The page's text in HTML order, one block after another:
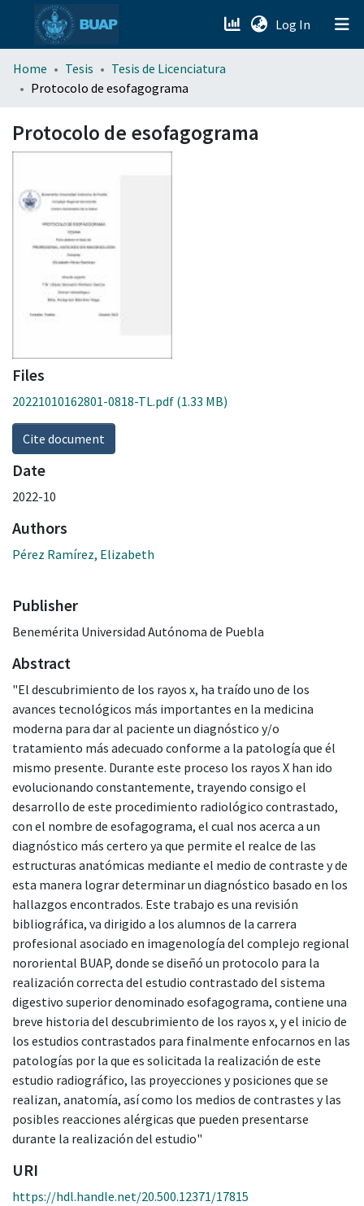
Log In (current)
menu.section.about_menu
Home Tesis
Tesis de Licenciatura
Protocolo de esofagograma
Protocolo de esofagograma
Files
20221010162801-0818-TL.pdf (1.33 MB)
Cite document
Date
2022-10
Authors
Pérez Ramírez, Elizabeth
Publisher
Benemérita Universidad Autónoma de Puebla
Abstract
"El descubrimiento de los rayos x, ha traído uno de los
avances tecnológicos más importantes en la medicina
moderna para dar al paciente un diagnóstico y/o
tratamiento más adecuado conforme a la patología que él
mismo presente. Durante este proceso los rayos X han ido
evolucionando constantemente, trayendo consigo el
desarrollo de este procedimiento radiológico contrastado,
con el nombre de esofagograma, el cual nos acerca a un
diagnóstico más certero ya que permite el realce de las
estructuras anatómicas mediante el medio de contraste y de
esta manera lograr determinar un diagnóstico basado en los
hallazgos encontrados. Este trabajo es una revisión
bibliográfica, va dirigido a los alumnos de la carrera
profesional asociado en imagenología del complejo regional
nororiental BUAP, donde se diseñó un protocolo para la
realización correcta del estudio contrastado del sistema
digestivo superior denominado esofagograma, contiene una
breve historia del descubrimiento de los rayos x, y el inicio de
los estudios contrastados para finalmente enfocarnos en las
patologías por la que es solicitada la realización de este
estudio radiográfico, las proyecciones y posiciones que se
realizan, anatomía, así como los medios de contrastes y las
posibles reacciones alérgicas que pueden presentarse
durante la realización del estudio"
URI
https://hdl.handle.net/20.500.12371/17815